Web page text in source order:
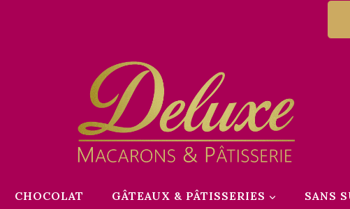
CHOCOLAT GÂTEAUX & PÂTISSERIES SANS